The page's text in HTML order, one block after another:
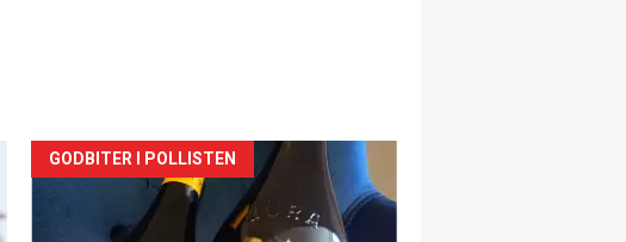
Forsiden
akkurat
GODBITER I POLLISTEN